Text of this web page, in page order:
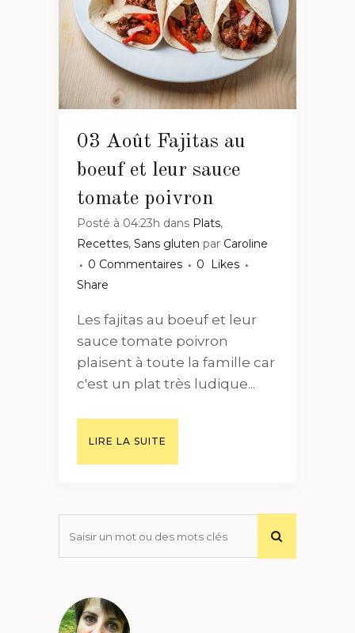
03 Août Fajitas au
boeuf et leur sauce
tomate poivron
Posté à 04:23h dans Plats,
Recettes, Sans gluten par Caroline
0 Commentaires
0
Likes
Share
Les fajitas au boeuf et leur
sauce tomate poivron
plaisent à toute la famille car
c'est un plat très ludique...
LIRE LA SUITE